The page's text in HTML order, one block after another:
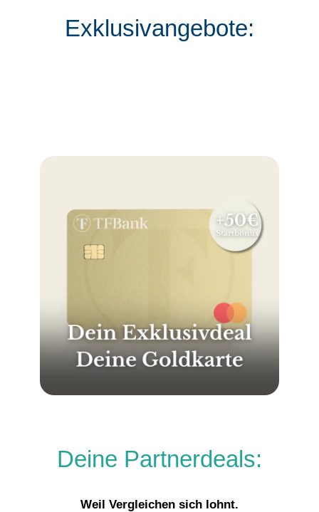
Exklusivangebote:
Deine Partnerdeals:
Weil Vergleichen sich lohnt.